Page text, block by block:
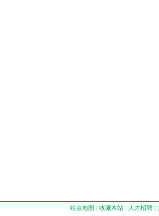
站点地图 收藏本站 人才招聘